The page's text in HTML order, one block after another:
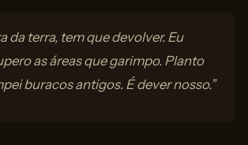
da terra, tem que devolver. Eu
as áreas que garimpo. Planto
buracos antigos. É dever nosso.”